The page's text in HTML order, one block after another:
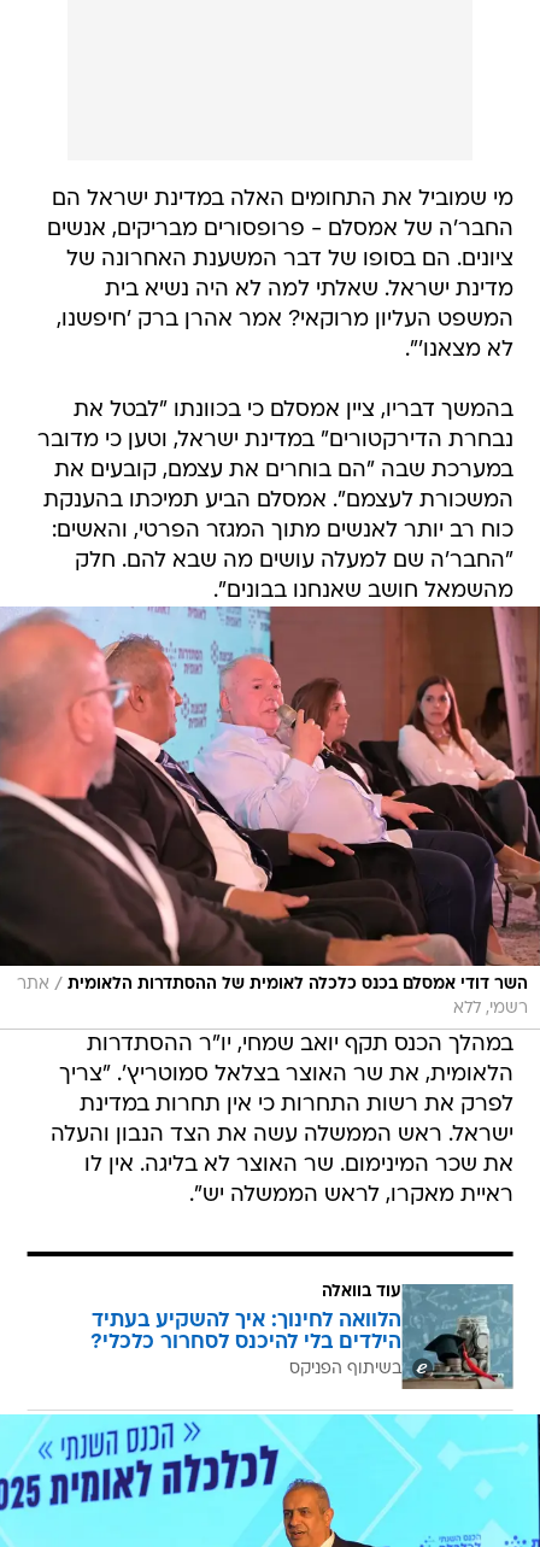
מי שמוביל את התחומים האלה במדינת ישראל הם
החבר'ה של אמסלם - פרופסורים מבריקים, אנשים
ציונים. הם בסופו של דבר המשענת האחרונה של
מדינת ישראל. שאלתי למה לא היה נשיא בית
המשפט העליון מרוקאי? אמר אהרן ברק 'חיפשנו,
לא מצאנו'".
בהמשך דבריו, ציין אמסלם כי בכוונתו "לבטל את
נבחרת הדירקטורים" במדינת ישראל, וטען כי מדובר
במערכת שבה "הם בוחרים את עצמם, קובעים את
המשכורת לעצמם". אמסלם הביע תמיכתו בהענקת
כוח רב יותר לאנשים מתוך המגזר הפרטי, והאשים:
"החבר'ה שם למעלה עושים מה שבא להם. חלק
מהשמאל חושב שאנחנו בבונים".
השר דודי אמסלם בכנס כלכלה לאומית של ההסתדרות הלאומית / אתר
רשמי, ללא
במהלך הכנס תקף יואב שמחי, יו"ר ההסתדרות
הלאומית, את שר האוצר בצלאל סמוטריץ'. "צריך
לפרק את רשות התחרות כי אין תחרות במדינת
ישראל. ראש הממשלה עשה את הצד הנבון והעלה
את שכר המינימום. שר האוצר לא בליגה. אין לו
ראיית מאקרו, לראש הממשלה יש".
עוד בוואלה
הלוואה לחינוך: איך להשקיע בעתיד
הילדים בלי להיכנס לסחרור כלכלי?
בשיתוף הפניקס